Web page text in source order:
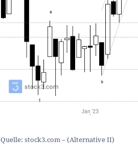
Quelle: stock3.com – (Alternative II)